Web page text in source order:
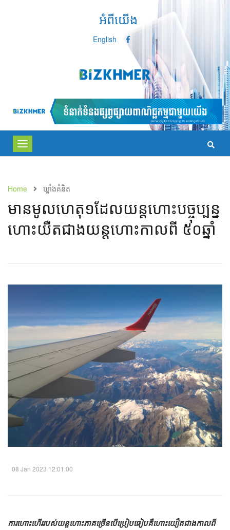
អំពីយើង
English
Toggle
navigation
Home ឃ្លាំង​គំនិត
មាន​មូលហេតុ​​១​ដែល​យន្តហោះ​បច្ចុប្បន្ន​
ហោះ​​យឺត​ជាង​យន្តហោះ​​កាល​ពី ​៥០​ឆ្នាំ​
08 Jan 2023 12:01:00
ការហោះហើររបស់យន្តហោះភាគច្រើនបើប្រៀបធៀបគឺហោះយឿតជាងកាលពី